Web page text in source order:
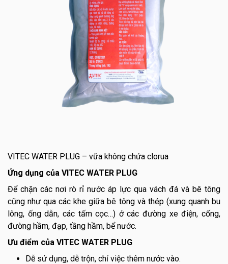
VITEC WATER PLUG – vữa không chứa clorua
Ứng dụng của VITEC WATER PLUG
Để chặn các nơi rò rỉ nước áp lực qua vách đá và bê tông
cũng như qua các khe giữa bê tông và thép (xung quanh bu
lông, ống dẫn, các tấm cọc…) ở các đường xe điện, cống,
đường hầm, đạp, tầng hầm, bể nước.
Ưu điểm của VITEC WATER PLUG
Dễ sử dụng, dễ trộn, chỉ việc thêm nước vào.